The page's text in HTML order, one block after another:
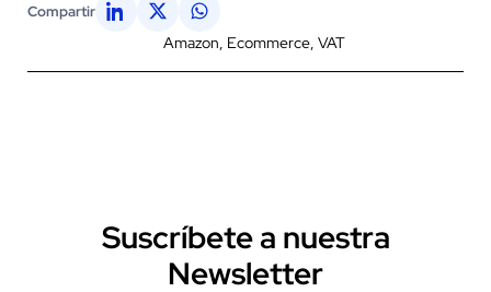
Compartir
Amazon, Ecommerce, VAT
Suscríbete a nuestra
Newsletter